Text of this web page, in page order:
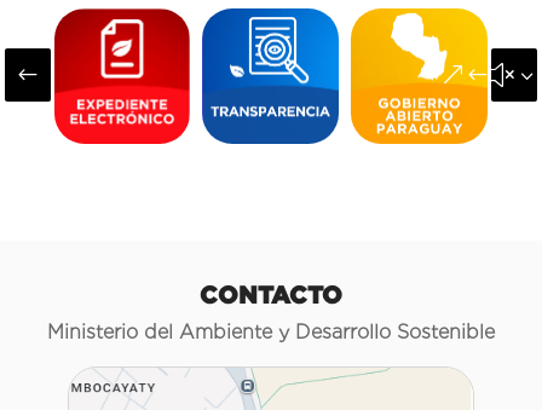
#
CONTACTO
Ministerio del Ambiente y Desarrollo Sostenible